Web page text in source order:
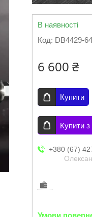
В наявності
Код: DB4429-
6 600 ₴
Купити
Купити з
+380 (67)